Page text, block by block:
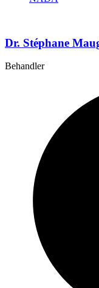
Dr. Stéphane
Behandler